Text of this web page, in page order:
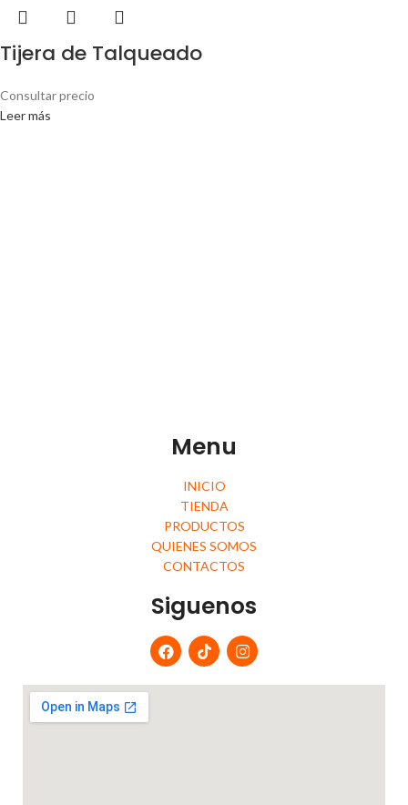
Tijera de Talqueado
Consultar precio
Leer más
Menu
INICIO
TIENDA
PRODUCTOS
QUIENES SOMOS
CONTACTOS
Siguenos